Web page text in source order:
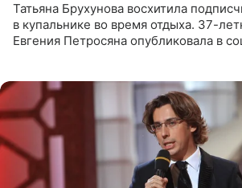
Татьяна Брухунова восхитила
в купальнике во время отдыха. 37-
Евгения Петросяна опубликовала в